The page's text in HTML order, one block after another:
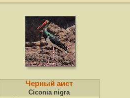
Черный аист
Ciconia nigra